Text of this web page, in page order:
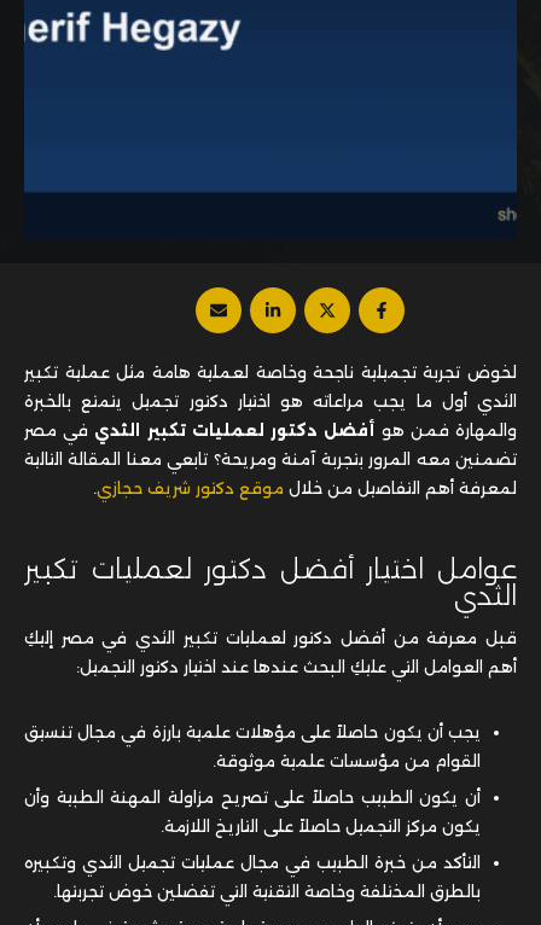
لخوض تجربة تجميلية ناجحة وخاصة لعملية هامة مثل عملية تكبير
الثدي أول ما يجب مراعاته هو اختيار دكتور تجميل يتمتع بالخبرة
والمهارة فمن هو أفضل دكتور لعمليات تكبير الثدي في مصر
تضمنين معه المرور بتجربة آمنة ومريحة؟ تابعي معنا المقالة التالية
لمعرفة أهم التفاصيل من خلال موقع دكتور شريف حجازي
عوامل اختيار أفضل دكتور لعمليات تكبير
الثدي
قبل معرفة من أفضل دكتور لعمليات تكبير الثدي في مصر إليكِ
أهم العوامل التي عليكِ البحث عندها عند اختيار دكتور التجميل:
يجب أن يكون حاصلاً على مؤهلات علمية بارزة في مجال تنسيق
القوام من مؤسسات علمية موثوقة.
أن يكون الطبيب حاصلاً على تصريح مزاولة المهنة الطبية وأن
يكون مركز التجميل حاصلاً على التاريخ اللازمة.
التأكد من خبرة الطبيب في مجال عمليات تجميل الثدي وتكبيره
بالطرق المختلفة وخاصة التقنية التي تفضلين خوض تجربتها.